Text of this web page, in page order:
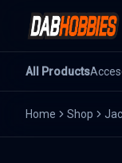
All Products
Home Shop